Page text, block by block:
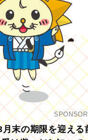
月末の期限を迎える